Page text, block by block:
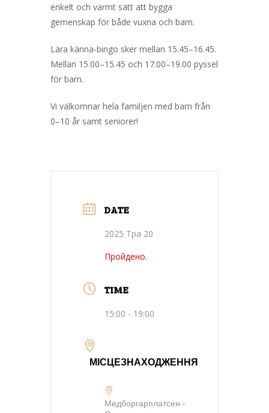
enkelt och varmt sätt att bygga
gemenskap för både vuxna och barn.
Lära känna-bingo sker mellan 15.45–16.45.
Mellan 15.00–15.45 och 17.00–19.00 pyssel
för barn.
Vi välkomnar hela familjen med barn från
0–10 år samt seniorer!
DATE
2025 Тра 20
Пройдено.
TIME
15:00 - 19:00
МІСЦЕЗНАХОДЖЕННЯ
Медборгарплатсен -